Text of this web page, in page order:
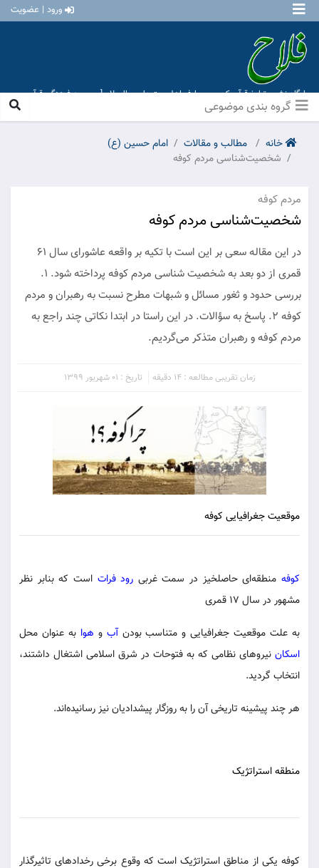
ورود | عضویت
پایگاه نشر و تبلیغ قرآن کریم و معارف اهل بیت علیهم السلام [ موسسه فرهنگی قرآن و
عترت منهاج عشق آباد ]
خانه مطالب و مقالات
امام حسین (ع)
شخصیت‌شناسی مردم کوفه
مردم کوفه
شخصیت‌شناسی مردم کوفه
در این مقاله سعی بر این است با تکیه بر واقعه عاشورای سال ۶۱
قمری از دو بعد به شخصیت شناسی مردم کوفه پرداخته شود. ۱.
بررسی حدود و ثغور مسائل و شبهات مطرح نسبت به رهبران و مردم
کوفه ۲. پاسخ به سؤالات. در این راستا در ابتدا نکاتی چند راجع به
مردم کوفه و رهبران متذکر می‌گردیم.
زمان تقریبی مطالعه : 14 دقیقه تاریخ : 01 شهریور 1399
موقعیت جغرافیایی کوفه
کوفهمنطقه‌ای حاصلخیز در سمت غربی رود فرات است که بنابر نظر
مشهور در سال ۱۷ قمری
به علت موقعیت جغرافیایی و متناسب بودنآب و هوا به عنوان محل
اسکان نیروهای نظامی که به فتوحات در شرق اسلامی اشتغال داشتند،
انتخاب گردید.
هر چند پیشینه تاریخی آن را به روزگار پیشدادیان نیز رسانیده‌اند.
منطقه استراتژیک
کوفه یکی از مناطق استراتژیک است که وقوع برخی رخدادهای تاثیرگذار